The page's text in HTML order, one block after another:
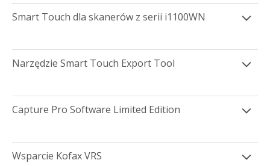
Smart Touch dla skanerów z serii i1100WN
Narzędzie Smart Touch Export Tool
Capture Pro Software Limited Edition
Wsparcie Kofax VRS